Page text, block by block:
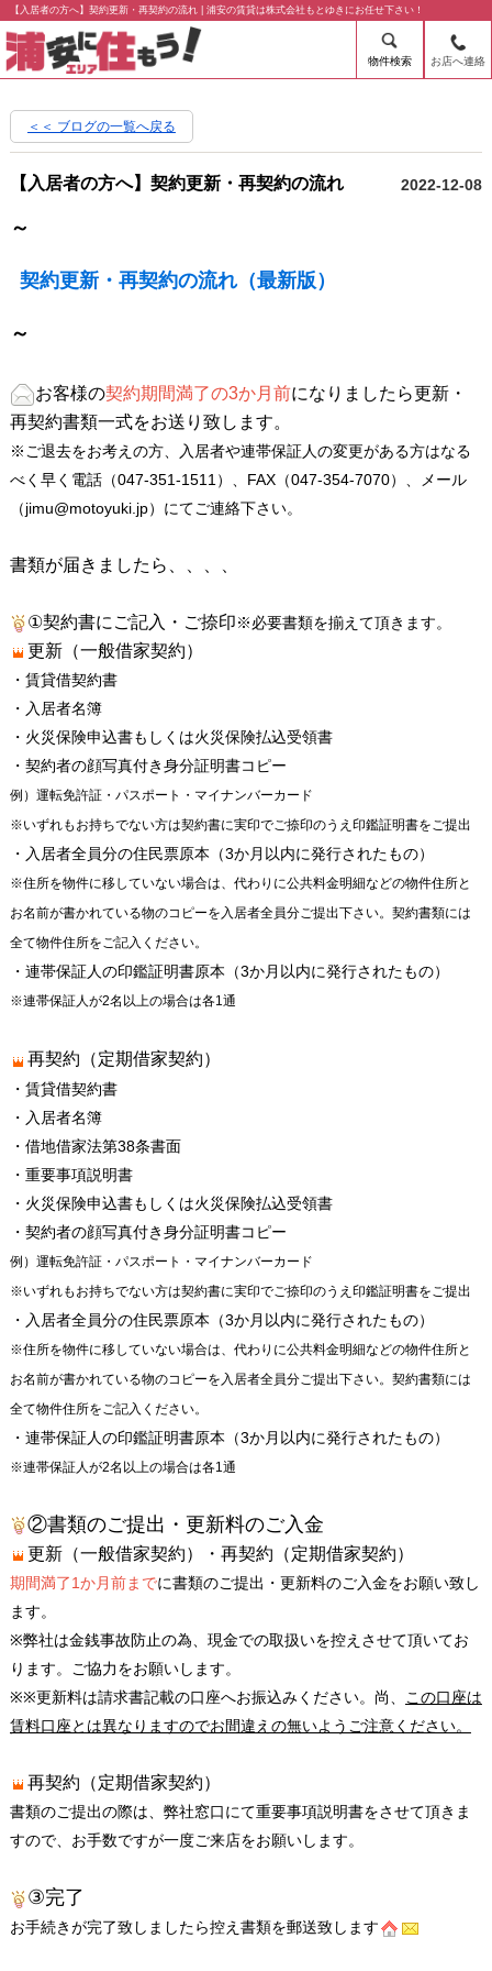
【入居者の方へ】契約更新・再契約の流れ | 浦安の賃貸は株式会社もとゆきにお任せ下さい！
物件検索 お店へ連絡
＜＜ ブログの一覧へ戻る
【入居者の方へ】契約更新・再契約の流れ 2022-12-08
～
契約更新・再契約の流れ（最新版）
～
お客様の契約期間満了の3か月前になりましたら更新・
再契約書類一式をお送り致します。
※ご退去をお考えの方、入居者や連帯保証人の変更がある方はなる
べく早く電話（047-351-1511）、FAX（047-354-7070）、メール
（jimu@motoyuki.jp）にてご連絡下さい。
書類が届きましたら、、、、
①契約書にご記入・ご捺印※必要書類を揃えて頂きます。
更新（一般借家契約）
・賃貸借契約書
・入居者名簿
・火災保険申込書もしくは火災保険払込受領書
・契約者の顔写真付き身分証明書コピー
例）運転免許証・パスポート・マイナンバーカード
※いずれもお持ちでない方は契約書に実印でご捺印のうえ印鑑証明書をご提出
・入居者全員分の住民票原本（3か月以内に発行されたもの）
※住所を物件に移していない場合は、代わりに公共料金明細などの物件住所と
お名前が書かれている物のコピーを入居者全員分ご提出下さい。契約書類には
全て物件住所をご記入ください。
・連帯保証人の印鑑証明書原本（3か月以内に発行されたもの）
※連帯保証人が2名以上の場合は各1通
再契約（定期借家契約）
・賃貸借契約書
・入居者名簿
・借地借家法第38条書面
・重要事項説明書
・火災保険申込書もしくは火災保険払込受領書
・契約者の顔写真付き身分証明書コピー
例）運転免許証・パスポート・マイナンバーカード
※いずれもお持ちでない方は契約書に実印でご捺印のうえ印鑑証明書をご提出
・入居者全員分の住民票原本（3か月以内に発行されたもの）
※住所を物件に移していない場合は、代わりに公共料金明細などの物件住所と
お名前が書かれている物のコピーを入居者全員分ご提出下さい。契約書類には
全て物件住所をご記入ください。
・連帯保証人の印鑑証明書原本（3か月以内に発行されたもの）
※連帯保証人が2名以上の場合は各1通
②書類のご提出・更新料のご入金
更新（一般借家契約）・再契約（定期借家契約）
期間満了1か月前までに書類のご提出・更新料のご入金をお願い致し
ます。
※弊社は金銭事故防止の為、現金での取扱いを控えさせて頂いてお
ります。ご協力をお願いします。
※※更新料は請求書記載の口座へお振込みください。尚、
この口座は
賃料口座とは異なりますのでお間違えの無いようご注意ください。
再契約（定期借家契約）
書類のご提出の際は、弊社窓口にて重要事項説明書をさせて頂きま
すので、お手数ですが一度ご来店をお願いします。
③完了
お手続きが完了致しましたら控え書類を郵送致します